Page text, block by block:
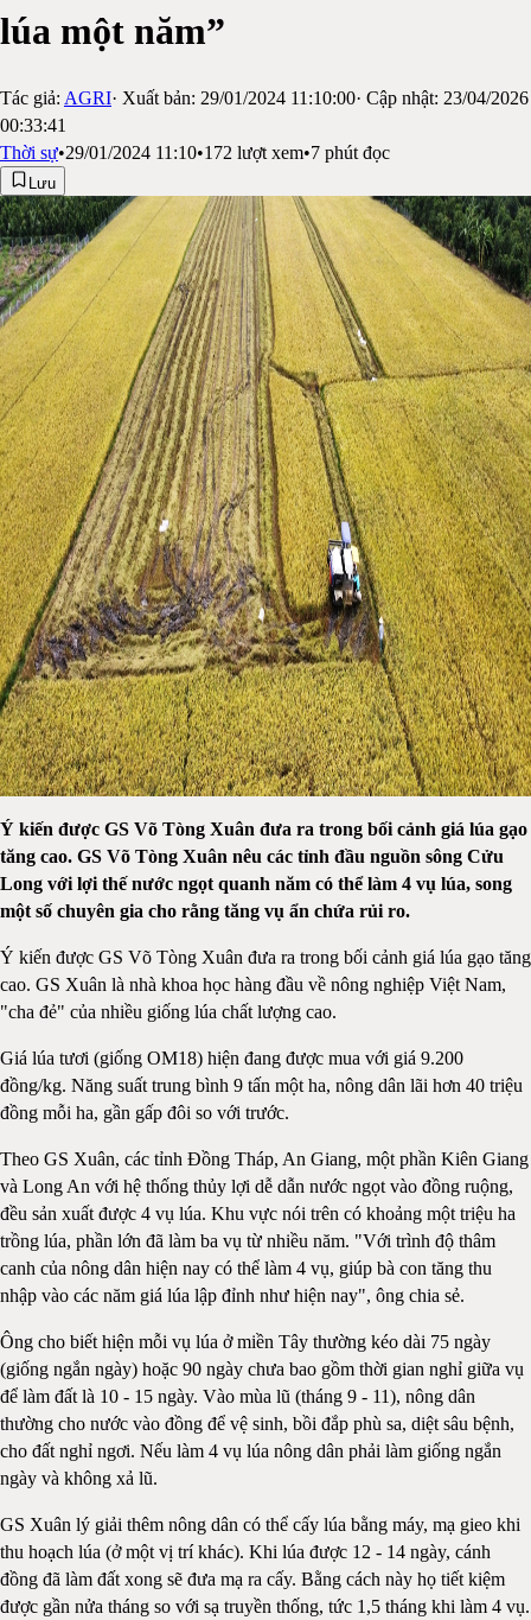
lúa một năm”
Tác giả: AGRI· Xuất bản: 29/01/2024 11:10:00· Cập nhật: 23/04/2026
00:33:41
Thời sự•29/01/2024 11:10•172 lượt xem•7 phút đọc
Lưu
Ý kiến được GS Võ Tòng Xuân đưa ra trong bối cảnh giá lúa gạo
tăng cao. GS Võ Tòng Xuân nêu các tỉnh đầu nguồn sông Cửu
Long với lợi thế nước ngọt quanh năm có thể làm 4 vụ lúa, song
một số chuyên gia cho rằng tăng vụ ẩn chứa rủi ro.
Ý kiến được GS Võ Tòng Xuân đưa ra trong bối cảnh giá lúa gạo tăng
cao. GS Xuân là nhà khoa học hàng đầu về nông nghiệp Việt Nam,
"cha đẻ" của nhiều giống lúa chất lượng cao.
Giá lúa tươi (giống OM18) hiện đang được mua với giá 9.200
đồng/kg. Năng suất trung bình 9 tấn một ha, nông dân lãi hơn 40 triệu
đồng mỗi ha, gần gấp đôi so với trước.
Theo GS Xuân, các tỉnh Đồng Tháp, An Giang, một phần Kiên Giang
và Long An với hệ thống thủy lợi dễ dẫn nước ngọt vào đồng ruộng,
đều sản xuất được 4 vụ lúa. Khu vực nói trên có khoảng một triệu ha
trồng lúa, phần lớn đã làm ba vụ từ nhiều năm. "Với trình độ thâm
canh của nông dân hiện nay có thể làm 4 vụ, giúp bà con tăng thu
nhập vào các năm giá lúa lập đỉnh như hiện nay", ông chia sẻ.
Ông cho biết hiện mỗi vụ lúa ở miền Tây thường kéo dài 75 ngày
(giống ngắn ngày) hoặc 90 ngày chưa bao gồm thời gian nghỉ giữa vụ
để làm đất là 10 - 15 ngày. Vào mùa lũ (tháng 9 - 11), nông dân
thường cho nước vào đồng để vệ sinh, bồi đắp phù sa, diệt sâu bệnh,
cho đất nghỉ ngơi. Nếu làm 4 vụ lúa nông dân phải làm giống ngắn
ngày và không xả lũ.
GS Xuân lý giải thêm nông dân có thể cấy lúa bằng máy, mạ gieo khi
thu hoạch lúa (ở một vị trí khác). Khi lúa được 12 - 14 ngày, cánh
đồng đã làm đất xong sẽ đưa mạ ra cấy. Bằng cách này họ tiết kiệm
được gần nửa tháng so với sạ truyền thống, tức 1,5 tháng khi làm 4 vụ.